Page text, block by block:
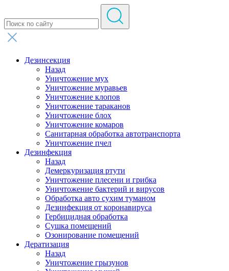
Дезинсекция
Назад
Уничтожение мух
Уничтожение муравьев
Уничтожение клопов
Уничтожение тараканов
Уничтожение блох
Уничтожение комаров
Санитарная обработка автотранспорта
Уничтожение пчел
Дезинфекция
Назад
Демеркуризация ртути
Уничтожение плесени и грибка
Уничтожение бактерий и вирусов
Обработка авто сухим туманом
Дезинфекция от коронавируса
Гербицидная обработка
Сушка помещений
Озонирование помещений
Дератизация
Назад
Уничтожение грызунов